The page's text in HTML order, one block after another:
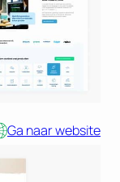
Ga naar website